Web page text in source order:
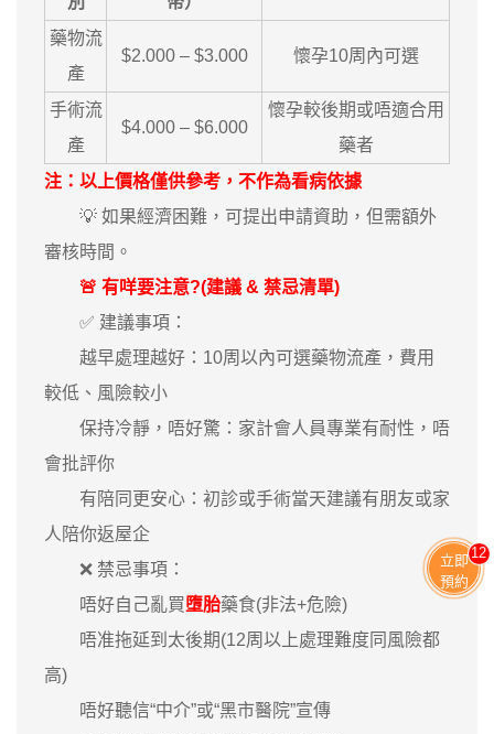
藥物流
產
$2.000 – $3.000 懷孕10周內可選
手術流
產
$4.000 – $6.000
懷孕較後期或唔適合用
藥者
注：以上價格僅供參考，不作為看病依據
💡 如果經濟困難，可提出申請資助，但需額外
審核時間。
🚨 有咩要注意?(建議 & 禁忌清單)
✅ 建議事項：
越早處理越好：10周以內可選藥物流產，費用
較低、風險較小
保持冷靜，唔好驚：家計會人員專業有耐性，唔
會批評你
有陪同更安心：初診或手術當天建議有朋友或家
人陪你返屋企
❌ 禁忌事項：
唔好自己亂買墮胎藥食(非法+危險)
唔准拖延到太後期(12周以上處理難度同風險都
高)
唔好聽信“中介”或“黑市醫院”宣傳
立即
預約
11